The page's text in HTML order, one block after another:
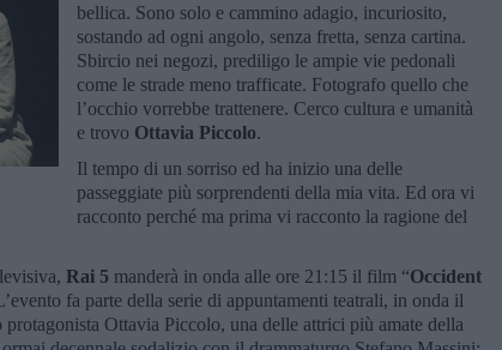
bellica. Sono solo e cammino adagio, incuriosito,
sostando ad ogni angolo, senza fretta, senza cartina.
Sbircio nei negozi, prediligo le ampie vie pedonali
come le strade meno trafficate. Fotografo quello che
l’occhio vorrebbe trattenere. Cerco cultura e umanità
e trovo Ottavia Piccolo.
Il tempo di un sorriso ed ha inizio una delle
passeggiate più sorprendenti della mia vita. Ed ora vi
racconto perché ma prima vi racconto la ragione del
Rai 5 manderà in onda alle ore 21:15 il film “Occident
fa parte della serie di appuntamenti teatrali, in onda il
Ottavia Piccolo, una delle attrici più amate della